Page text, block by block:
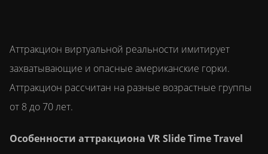
Аттракцион виртуальной реальности имитирует
захватывающие и опасные американские горки.
Аттракцион рассчитан на разные возрастные группы
от 8 до 70 лет.
Особенности аттракциона VR Slide Time Travel